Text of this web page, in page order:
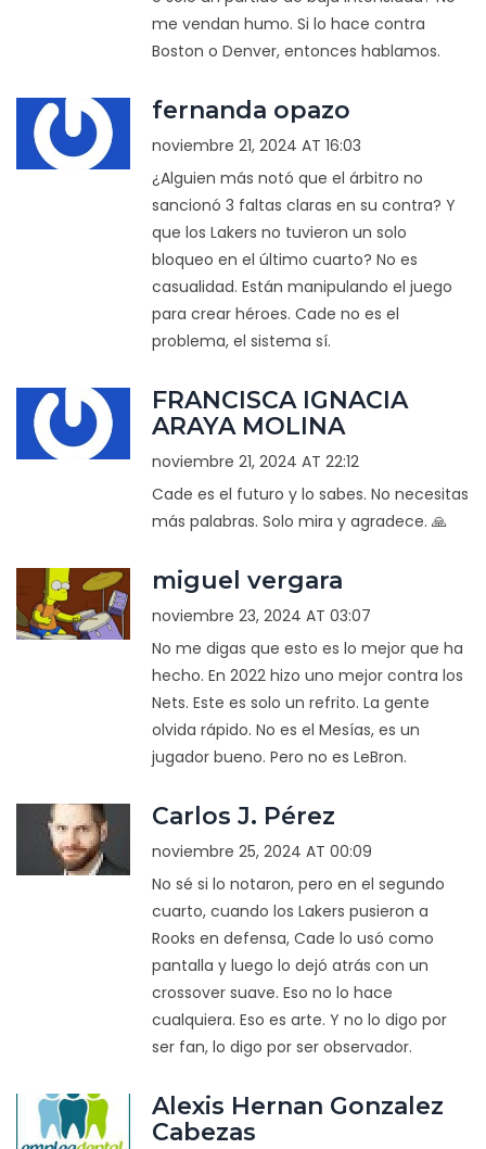
me vendan humo. Si lo hace contra
Boston o Denver, entonces hablamos.
fernanda opazo
noviembre 21, 2024 AT 16:03
¿Alguien más notó que el árbitro no
sancionó 3 faltas claras en su contra? Y
que los Lakers no tuvieron un solo
bloqueo en el último cuarto? No es
casualidad. Están manipulando el juego
para crear héroes. Cade no es el
problema, el sistema sí.
FRANCISCA IGNACIA
ARAYA MOLINA
noviembre 21, 2024 AT 22:12
Cade es el futuro y lo sabes. No necesitas
más palabras. Solo mira y agradece. 🙏
miguel vergara
noviembre 23, 2024 AT 03:07
No me digas que esto es lo mejor que ha
hecho. En 2022 hizo uno mejor contra los
Nets. Este es solo un refrito. La gente
olvida rápido. No es el Mesías, es un
jugador bueno. Pero no es LeBron.
Carlos J. Pérez
noviembre 25, 2024 AT 00:09
No sé si lo notaron, pero en el segundo
cuarto, cuando los Lakers pusieron a
Rooks en defensa, Cade lo usó como
pantalla y luego lo dejó atrás con un
crossover suave. Eso no lo hace
cualquiera. Eso es arte. Y no lo digo por
ser fan, lo digo por ser observador.
Alexis Hernan Gonzalez
Cabezas